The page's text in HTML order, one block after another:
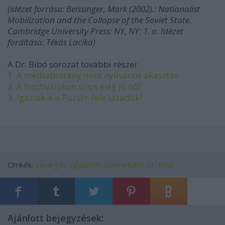
(idézet forrása: Beissinger, Mark (2002).: Nationalist
Mobilization and the Collapse of the Soviet State.
Cambridge University Press: NY, NY: 1. o. Idézet
fordítása: Tékás Lacika)
A Dr. Bibó sorozat további részei:
1. A médiabotrány mint nyilvános akasztás
2. A fesztiválokon sincs elég jó nő?
3. Igaziak-e a Puzsér-féle lázadók?
Címkék: zavargás Egyiptom Szovjetunió Dr. Bibó
Ajánlott bejegyzések: